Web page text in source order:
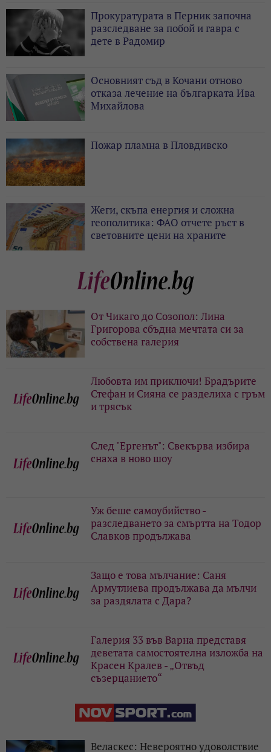
Прокуратурата в Перник започна
разследване за побой и гавра с
дете в Радомир
Основният съд в Кочани отново
отказа лечение на българката Ива
Михайлова
Пожар пламна в Пловдивско
Жеги, скъпа енергия и сложна
геополитика: ФАО отчете ръст в
световните цени на храните
От Чикаго до Созопол: Лина
Григорова сбъдна мечтата си за
собствена галерия
Любовта им приключи! Брадърите
Стефан и Сияна се разделиха с гръм
и трясък
След "Ергенът": Свекърва избира
снаха в ново шоу
Уж беше самоубийство -
разследването за смъртта на Тодор
Славков продължава
Защо е това мълчание: Саня
Армутлиева продължава да мълчи
за раздялата с Дара?
Галерия 33 във Варна представя
деветата самостоятелна изложба на
Красен Кралев - „Отвъд
съзерцанието“
Веласкес: Невероятно удоволствие